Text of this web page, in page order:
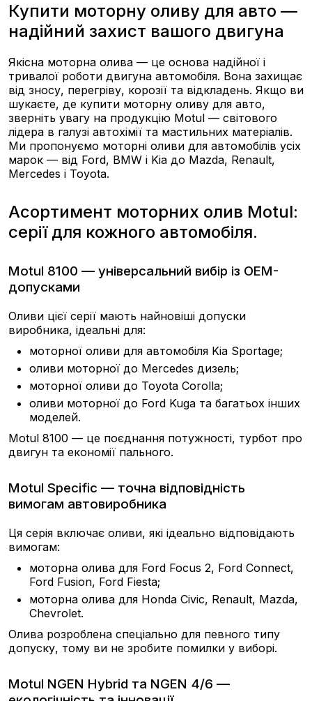
Купити моторну оливу для авто —
надiйний захист вашого двигуна
Якісна моторна олива — це основа надійної і
тривалої роботи двигуна автомобіля. Вона захищає
від зносу, перегріву, корозії та відкладень. Якщо ви
шукаєте, де купити моторну оливу для авто,
зверніть увагу на продукцію Motul — світового
лідера в галузі автохімії та мастильних матеріалів.
Ми пропонуємо моторні оливи для автомобілів усіх
марок — від Ford, BMW і Kia до Mazda, Renault,
Mercedes і Toyota.
Асортимент моторних олив Motul:
серії для кожного автомобіля.
Motul 8100 — універсальний вибір із OEM-
допусками
Оливи цієї серії мають найновіші допуски
виробника, ідеальні для:
моторної оливи для автомобіля Kia Sportage;
оливи моторної до Mercedes дизель;
моторної оливи до Toyota Corolla;
оливи моторної до Ford Kuga та багатьох інших
моделей.
Motul 8100 — це поєднання потужності, турбот про
двигун та економії пального.
Motul Specific — точна відповідність
вимогам автовиробника
Ця серія включає оливи, які ідеально відповідають
вимогам:
моторна олива для Ford Focus 2, Ford Connect,
Ford Fusion, Ford Fiesta;
моторна олива для Honda Civic, Renault, Mazda,
Chevrolet.
Олива розроблена спеціально для певного типу
допуску, тому ви не зробите помилки у виборі.
Motul NGEN Hybrid та NGEN 4/6 —